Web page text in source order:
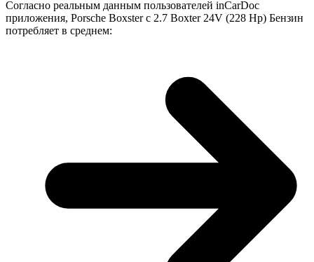
Согласно реальным данным пользователей inCarDoc
приложения, Porsche Boxster с 2.7 Boxter 24V (228 Hp) Бензин
потребляет в среднем: